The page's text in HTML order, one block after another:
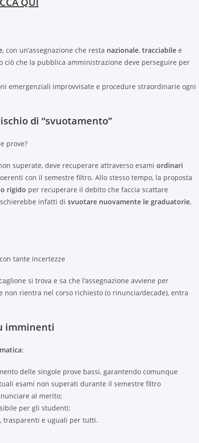
, con un’assegnazione che resta nazionale, tracciabile e
ciò che la pubblica amministrazione deve perseguire per
emergenziali improvvisate e procedure straordinarie ogni
di “svuotamento”
prove?
superate, deve recuperare attraverso esami ordinari
con il semestre filtro. Allo stesso tempo, la proposta
rigido per recuperare il debito che faccia scattare
infatti di svuotare nuovamente le graduatorie,
tante incertezze
si trova e sa che l’assegnazione avviene per
non rientra nel corso richiesto (o rinuncia/decade), entra
imminenti
:
delle singole prove bassi, garantendo comunque
esami non superati durante il semestre filtro
al merito;
per gli studenti;
trasparenti e uguali per tutti.